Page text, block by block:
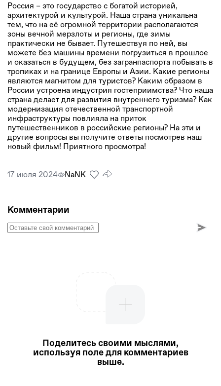
Россия – это государство с богатой историей,
архитектурой и культурой. Наша страна уникальна
тем, что на её огромной территории располагаются
зоны вечной мерзлоты и регионы, где зимы
практически не бывает. Путешествуя по ней, вы
можете без машины времени погрузиться в прошлое
и оказаться в будущем, без загранпаспорта побывать в
тропиках и на границе Европы и Азии. Какие регионы
являются магнитом для туристов? Каким образом в
России устроена индустрия гостеприимства? Что наша
страна делает для развития внутреннего туризма? Как
модернизация отечественной транспортной
инфраструктуры повлияла на приток
путешественников в российские регионы? На эти и
другие вопросы вы получите ответы посмотрев наш
новый фильм! Приятного просмотра!
17 июля 2024 NaNК
Комментарии
Поделитесь своими мыслями,
используя поле для комментариев
выше.